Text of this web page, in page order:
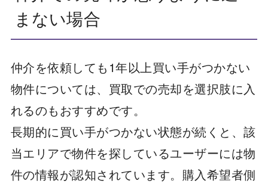
まない場合
仲介を依頼しても1年以上買い手がつかない
物件については、買取での売却を選択肢に入
れるのもおすすめです。
長期的に買い手がつかない状態が続くと、該
当エリアで物件を探しているユーザーには物
件の情報が認知されています。購入希望者側